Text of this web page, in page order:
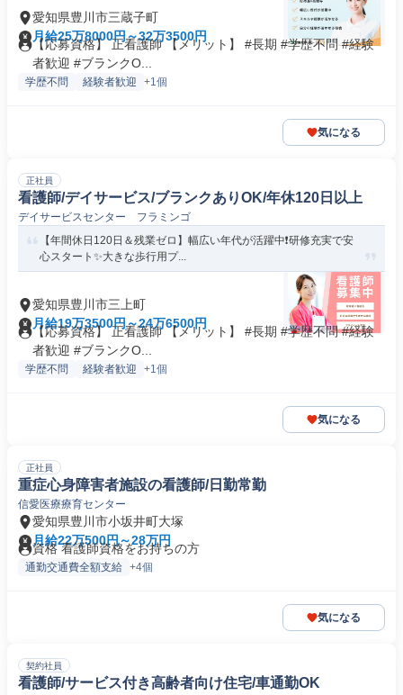
愛知県豊川市三蔵子町
月給25万8000円～32万3500円
【応募資格】 正看護師 【メリット】 #長期 #学歴不問 #経験
者歓迎 #ブランクO...
学歴不問 経験者歓迎 +1個
気になる
正社員
看護師/デイサービス/ブランクありOK/年休120日以上
デイサービスセンター フラミンゴ
【年間休日120日＆残業ゼロ】幅広い年代が活躍中❗️研修充実で安
心スタート✨大きな歩行用プ...
愛知県豊川市三上町
月給19万3500円～24万6500円
【応募資格】 正看護師 【メリット】 #長期 #学歴不問 #経験
者歓迎 #ブランクO...
学歴不問 経験者歓迎 +1個
気になる
正社員
重症心身障害者施設の看護師/日勤常勤
信愛医療療育センター
愛知県豊川市小坂井町大塚
月給22万500円～28万円
資格 看護師資格をお持ちの方
通勤交通費全額支給 +4個
気になる
契約社員
看護師/サービス付き高齢者向け住宅/車通勤OK